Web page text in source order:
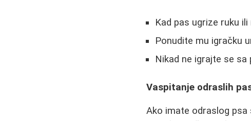
Kad pas ugrize ruku
Ponudite mu igračku
Nikad ne igrajte se
Vaspitanje odraslih
Ako imate odraslog psa